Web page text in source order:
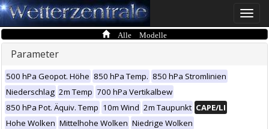
Toggle
Alle Modelle
Parameter
500 hPa Geopot. Höhe 850 hPa Temp. 850 hPa Stromlinien
Niederschlag 2m Temp 700 hPa Vertikalbew
850 hPa Pot. Äquiv. Temp 10m Wind 2m Taupunkt CAPE/LI
Hohe Wolken Mittelhohe Wolken Niedrige Wolken